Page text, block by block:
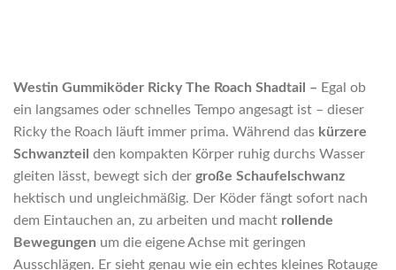
Westin Gummiköder Ricky The Roach Shadtail – Egal ob
ein langsames oder schnelles Tempo angesagt ist – dieser
Ricky the Roach läuft immer prima. Während das kürzere
Schwanzteil den kompakten Körper ruhig durchs Wasser
gleiten lässt, bewegt sich der große Schaufelschwanz
hektisch und ungleichmäßig. Der Köder fängt sofort nach
dem Eintauchen an, zu arbeiten und macht rollende
Bewegungen um die eigene Achse mit geringen
Ausschlägen. Er sieht genau wie ein echtes kleines Rotauge